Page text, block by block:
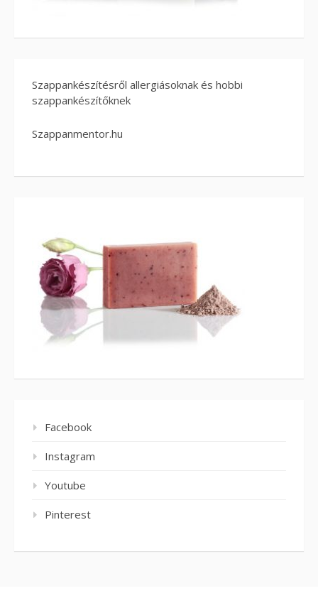
Szappankészítésről allergiásoknak és hobbi
szappankészítőknek
Szappanmentor.hu
Facebook
Instagram
Youtube
Pinterest